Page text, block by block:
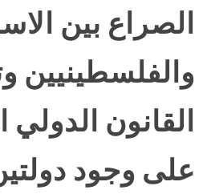
الصراع بين
والفلسطينيين
القانون
على وجود